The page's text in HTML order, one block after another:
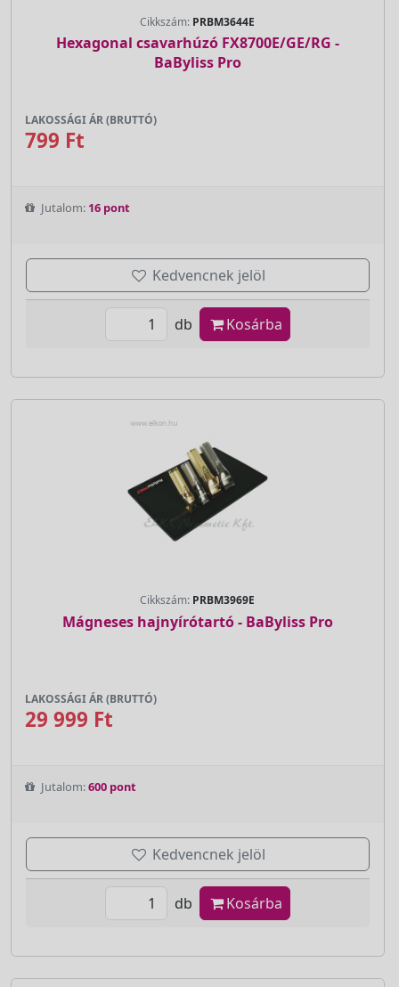
Cikkszám: PRBM3644E
Hexagonal csavarhúzó FX8700E/GE/RG -
BaByliss Pro
LAKOSSÁGI ÁR (BRUTTÓ)
799 Ft
Jutalom: 16 pont
Kedvencnek jelöl
db Kosárba
Cikkszám: PRBM3969E
Mágneses hajnyírótartó - BaByliss Pro
LAKOSSÁGI ÁR (BRUTTÓ)
29 999 Ft
Jutalom:600 pont
Kedvencnek jelöl
db Kosárba